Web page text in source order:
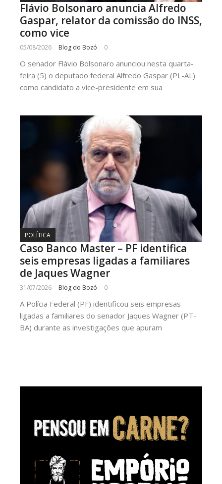
Flávio Bolsonaro anuncia Alfredo
Gaspar, relator da comissão do INSS,
como vice
05/08/2026 Blog do Bozó 0
O senador Flávio Bolsonaro anunciou nesta quarta-
feira (5) o deputado federal Alfredo Gaspar (PL-AL)
como candidato a vice-presidente em sua
POLÍTICA
Caso Banco Master – PF identifica
seis empresas ligadas a familiares
de Jaques Wagner
31/07/2026 Blog do Bozó 0
A Polícia Federal (PF) identificou seis empresas
ligadas a familiares do senador Jaques Wagner (PT-
BA) durante as investigações que apuram